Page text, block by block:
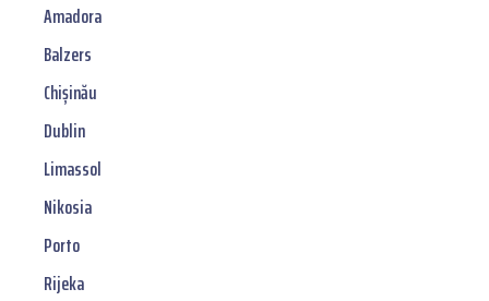
Amadora
Balzers
Chișinău
Dublin
Limassol
Nikosia
Porto
Rijeka